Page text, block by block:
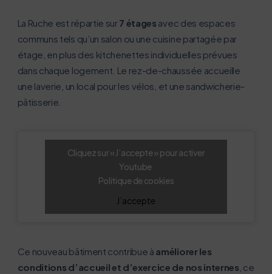
L’écoconception, ça vous concerne
aussi !
Nous avons développé ce site Internet dans le cadre
navigation, vous pouvez
le parcourir dans son Mode Eco. Celui-ci sollicitera
acteur majeur de l’écoconception.
Activer le mode éco Annuler
La Ruche est répartie sur7 étagesavec des espaces
communs tels qu’un salon ou une cuisine partagée par
étage, en plus des kitchenettes individuelles prévues
dans chaque logement. Le rez-de-chaussée accueille
une laverie, un local pour les vélos, et une sandwicherie-
pâtisserie.
Cliquez sur « J’accepte » pour activer
Youtube
Politique de cookies
J’accepte
Ce nouveau bâtiment contribue à améliorer les
conditions d’accueil et d’exercice de nos internes, ce